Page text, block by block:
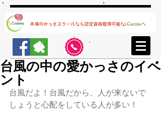
台風の中の愛かっさのイベ
ント
台風だよ！台風だから、人が来ないで
しょうと心配をしている人が多い！